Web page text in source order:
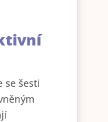
se šesti